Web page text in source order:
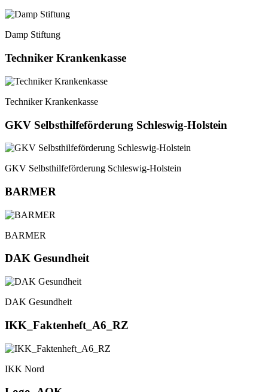
Damp Stiftung
Techniker Krankenkasse
Techniker Krankenkasse
GKV Selbsthilfeförderung Schleswig-Holstein
GKV Selbsthilfeförderung Schleswig-Holstein
BARMER
BARMER
DAK Gesundheit
DAK Gesundheit
IKK_Faktenheft_A6_RZ
IKK Nord